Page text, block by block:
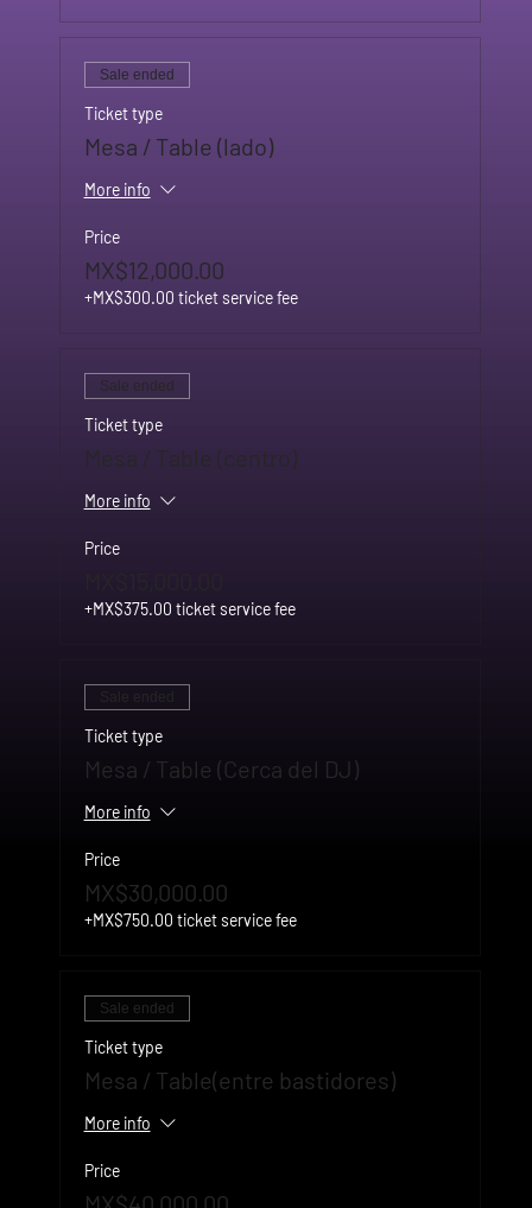
Sale ended
Ticket type
Mesa / Table (lado)
More info
Price
MX$12,000.00
+MX$300.00 ticket service fee
Sale ended
Ticket type
Mesa / Table (centro)
More info
Price
+MX$375.00 ticket service fee
Ticket type
Mesa / Table (Cerca del DJ)
More info
Price
MX$30,000.00
+MX$750.00 ticket service fee
Sale ended
Ticket type
Mesa / Table(entre bastidores)
More info
Price